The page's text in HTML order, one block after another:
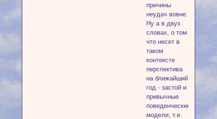
причины
неудач вовне.
Ну а в двух
словах, о том
что несет в
таком
контексте
перспектива
на ближайший
год - застой и
привычные
поведенческие
модели, т.е.